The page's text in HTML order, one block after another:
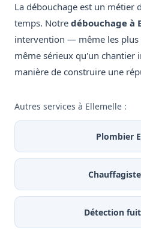
La débouchage est un métier
temps. Notre débouchage à
intervention — même les plus
même sérieux qu'un chantier
manière de construire une
Autres services à Ellemelle :
Plombier
Détection